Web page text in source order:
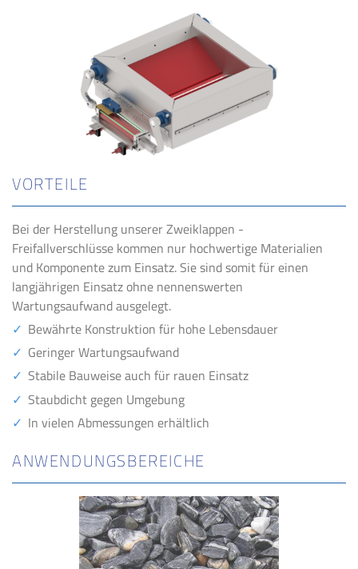
VORTEILE
Bei der Herstellung unserer Zweiklappen -
Freifallverschlüsse kommen nur hochwertige Materialien
und Komponente zum Einsatz. Sie sind somit für einen
langjährigen Einsatz ohne nennenswerten
Wartungsaufwand ausgelegt.
Bewährte Konstruktion für hohe Lebensdauer
Geringer Wartungsaufwand
Stabile Bauweise auch für rauen Einsatz
Staubdicht gegen Umgebung
In vielen Abmessungen erhältlich
AN­WEN­DUNGS­BE­REI­CHE